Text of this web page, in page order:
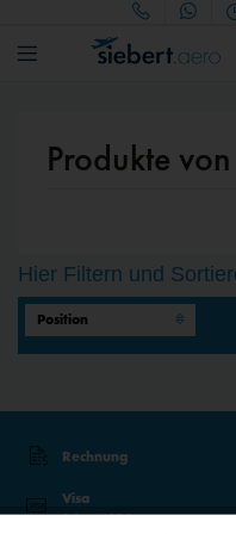
Produkte
Hier Filtern und
Rechnung
Visa
Sicher mit 3D-Secure